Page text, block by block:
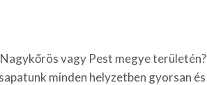
vagy Pest megye területén?
minden helyzetben gyorsan és